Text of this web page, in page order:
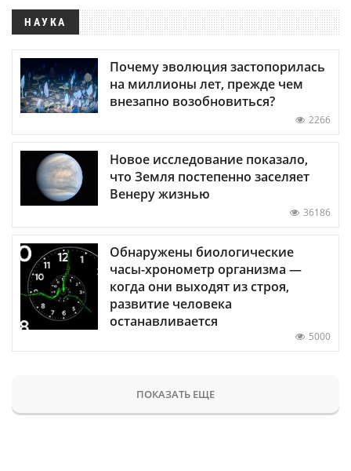
НАУКА
Почему эволюция застопорилась
на миллионы лет, прежде чем
внезапно возобновиться?
2266
Новое исследование показало,
что Земля постепенно заселяет
Венеру жизнью
36186
Обнаружены биологические
часы-хронометр организма —
когда они выходят из строя,
развитие человека
останавливается
5000
ПОКАЗАТЬ ЕЩЕ